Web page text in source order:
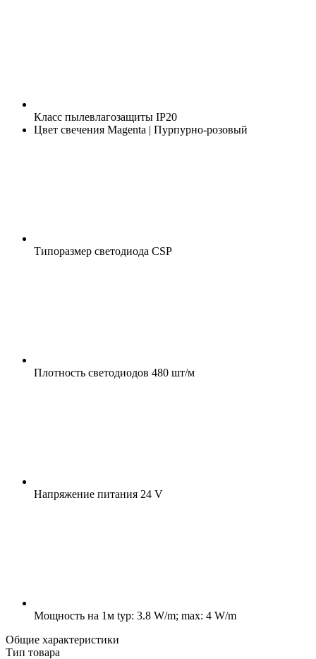
Класс пылевлагозащиты IP20
Цвет свечения Magenta | Пурпурно-розовый
Типоразмер светодиода CSP
Плотность светодиодов 480 шт/м
Напряжение питания 24 V
Мощность на 1м typ: 3.8 W/m; max: 4 W/m
Общие характеристики
Тип товара